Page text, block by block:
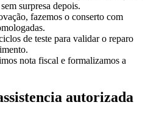
surpresa depois.
fazemos o conserto com
de teste para validar o reparo
nota fiscal e formalizamos a
autorizada